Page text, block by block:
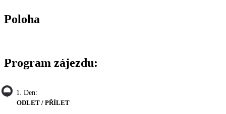
Poloha
Program zájezdu:
1. Den:
ODLET / PŘÍLET